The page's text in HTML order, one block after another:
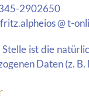
2902650
@ t-
ist die
Daten (z.